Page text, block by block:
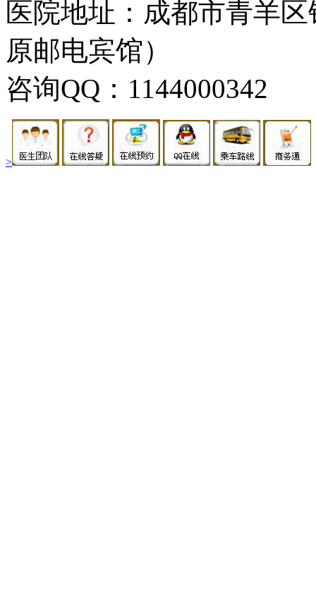
医院地址：成都市青羊
原邮电宾馆）
咨询QQ：1144000342
>